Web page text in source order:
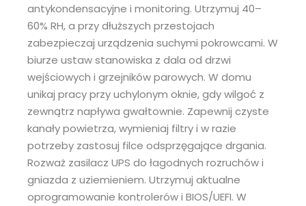
antykondensacyjne i monitoring. Utrzymuj 40–
60% RH, a przy dłuższych przestojach
zabezpieczaj urządzenia suchymi pokrowcami. W
biurze ustaw stanowiska z dala od drzwi
wejściowych i grzejników parowych. W domu
unikaj pracy przy uchylonym oknie, gdy wilgoć z
zewnątrz napływa gwałtownie. Zapewnij czyste
kanały powietrza, wymieniaj filtry i w razie
potrzeby zastosuj filce odsprzęgające drgania.
Rozważ zasilacz UPS do łagodnych rozruchów i
gniazda z uziemieniem. Utrzymuj aktualne
oprogramowanie kontrolerów i BIOS/UEFI. W